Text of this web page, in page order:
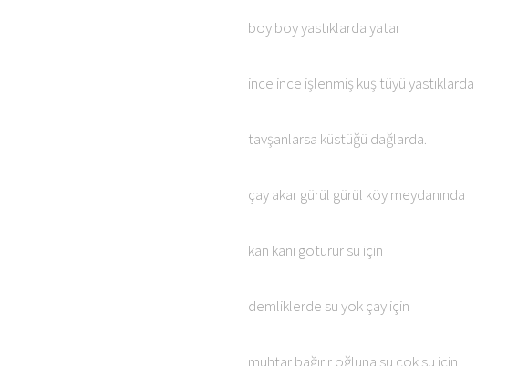
boy boy yastıklarda yatar
ince ince işlenmiş kuş tüyü yastıklarda
tavşanlarsa küstüğü dağlarda.
çay akar gürül gürül köy meydanında
kan kanı götürür su için
demliklerde su yok çay için
muhtar bağırır oğluna su çok su için